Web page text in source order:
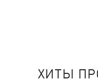
ХИТЫ